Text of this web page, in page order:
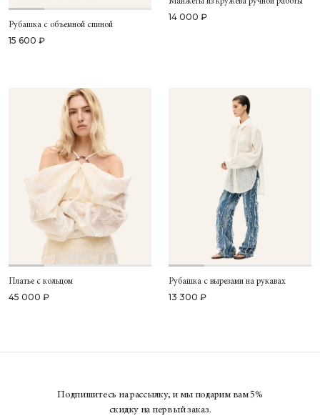
Рубашка с объемной спиной
15 600 ₽
14 000 ₽
Платье с кольцом
45 000 ₽
Рубашка с вырезами на рукавах
13 300 ₽
Подпишитесь на рассылку, и мы подарим вам 5%
скидку на первый заказ.